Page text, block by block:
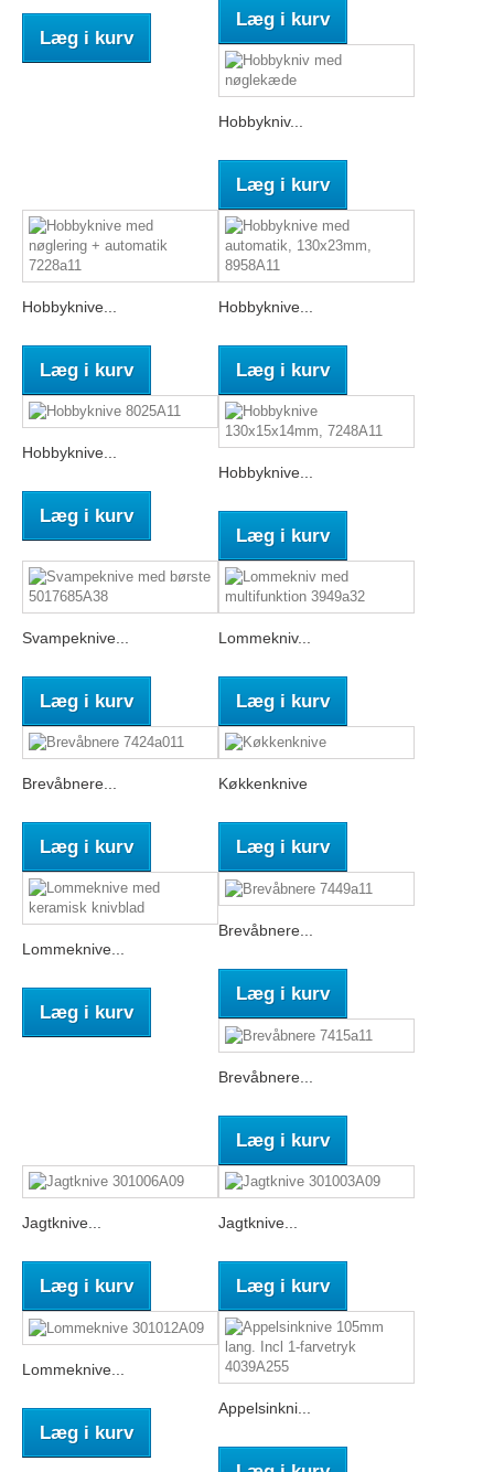
Læg i kurv
Læg i kurv
Hobbykniv...
Læg i kurv
Hobbyknive...
Læg i kurv
Hobbyknive...
Læg i kurv
Hobbyknive...
Læg i kurv
Hobbyknive...
Læg i kurv
Svampeknive...
Læg i kurv
Lommekniv...
Læg i kurv
Brevåbnere...
Læg i kurv
Køkkenknive
Læg i kurv
Lommeknive...
Læg i kurv
Brevåbnere...
Læg i kurv
Brevåbnere...
Læg i kurv
Jagtknive...
Læg i kurv
Jagtknive...
Læg i kurv
Lommeknive...
Læg i kurv
Appelsinkni...